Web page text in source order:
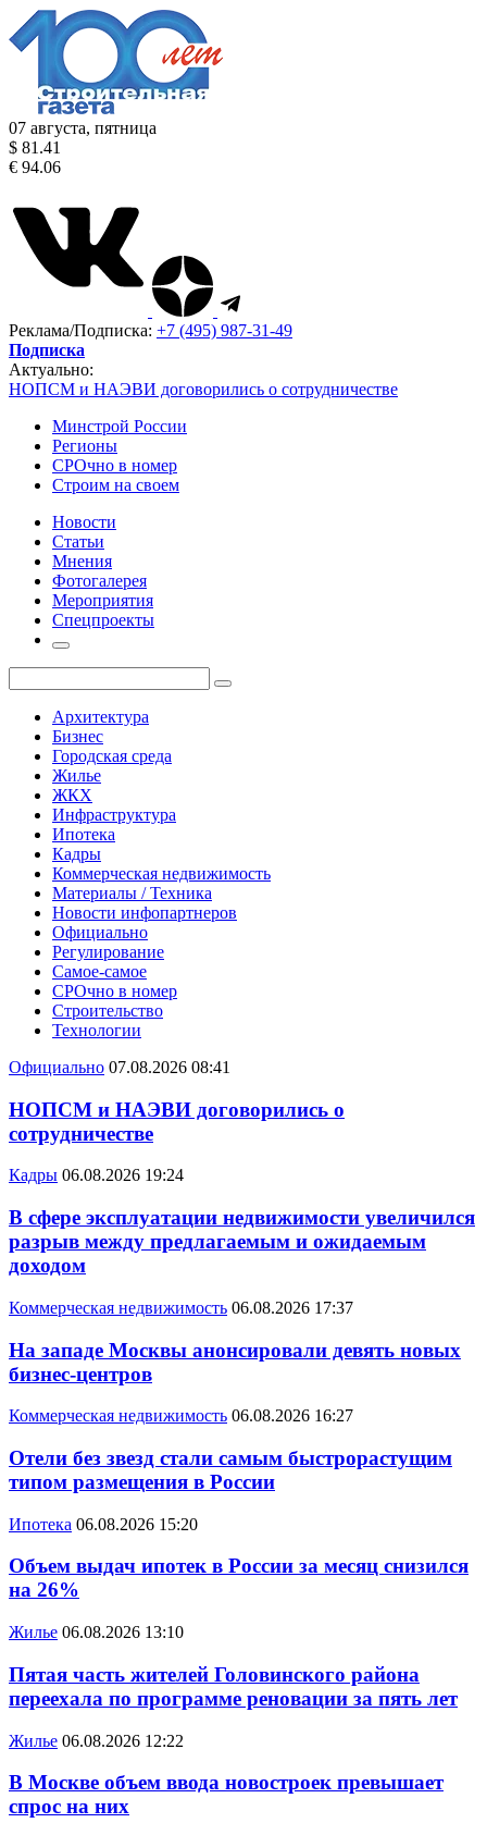
07 августа, пятница
$ 81.41
€ 94.06
Реклама/Подписка: +7 (495) 987-31-49
Подписка
Актуально:
НОПСМ и НАЭВИ договорились о сотрудничестве
Минстрой России
Регионы
СРОчно в номер
Строим на своем
Новости
Статьи
Мнения
Фотогалерея
Мероприятия
Спецпроекты
Архитектура
Бизнес
Городская среда
Жилье
ЖКХ
Инфраструктура
Ипотека
Кадры
Коммерческая недвижимость
Материалы / Техника
Новости инфопартнеров
Официально
Регулирование
Самое-самое
СРОчно в номер
Строительство
Технологии
Официально 07.08.2026 08:41
НОПСМ и НАЭВИ договорились о
сотрудничестве
Кадры 06.08.2026 19:24
В сфере эксплуатации недвижимости увеличился
разрыв между предлагаемым и ожидаемым
доходом
Коммерческая недвижимость 06.08.2026 17:37
На западе Москвы анонсировали девять новых
бизнес-центров
Коммерческая недвижимость 06.08.2026 16:27
Отели без звезд стали самым быстрорастущим
типом размещения в России
Ипотека 06.08.2026 15:20
Объем выдач ипотек в России за месяц снизился
на 26%
Жилье 06.08.2026 13:10
Пятая часть жителей Головинского района
переехала по программе реновации за пять лет
Жилье 06.08.2026 12:22
В Москве объем ввода новостроек превышает
спрос на них